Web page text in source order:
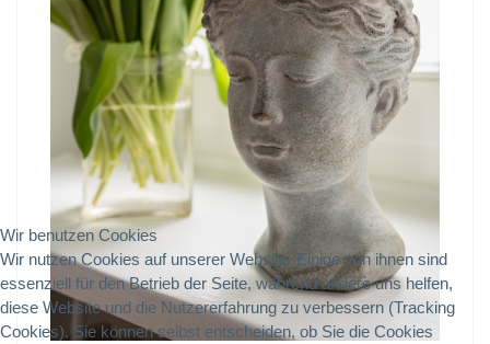
Wir benutzen Cookies
Wir nutzen Cookies auf unserer Website. Einige von ihnen sind
essenziell für den Betrieb der Seite, während andere uns helfen,
diese Website und die Nutzererfahrung zu verbessern (Tracking
Cookies). Sie können selbst entscheiden, ob Sie die Cookies